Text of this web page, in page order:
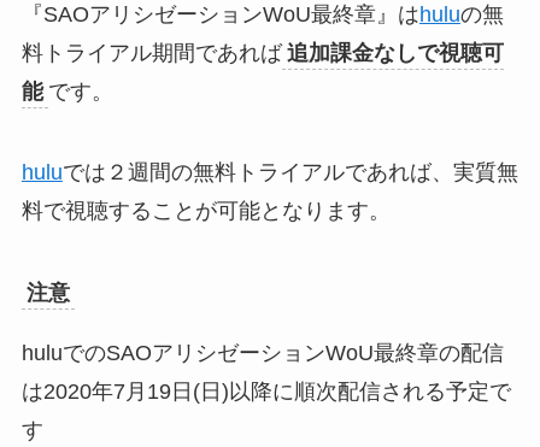
『SAOアリシゼーションWoU最終章』はhuluの無
料トライアル期間であれば 追加課金なしで視聴可
能 です。
huluでは２週間の無料トライアルであれば、実質無
料で視聴することが可能となります。
注意
huluでのSAOアリシゼーションWoU最終章の配信
は2020年7月19日(日)以降に順次配信される予定で
す